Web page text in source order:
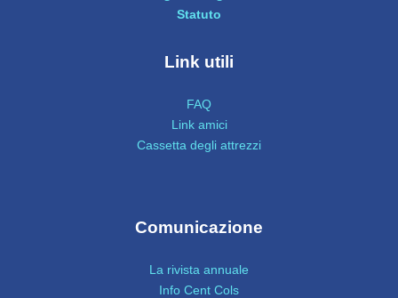
Statuto
Link utili
FAQ
Link amici
Cassetta degli attrezzi
Comunicazione
La rivista annuale
Info Cent Cols